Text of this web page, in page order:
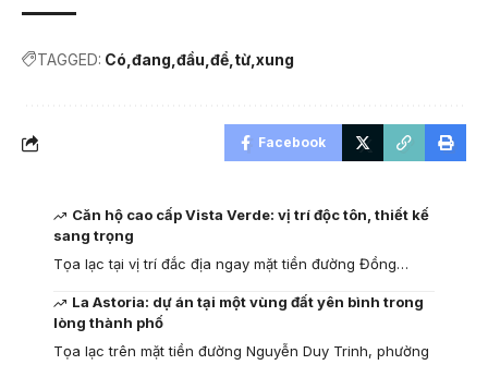
TAGGED: Có đang đầu để từ xung
Facebook
Căn hộ cao cấp Vista Verde: vị trí độc tôn, thiết kế
sang trọng
Tọa lạc tại vị trí đắc địa ngay mặt tiền đường Đồng…
La Astoria: dự án tại một vùng đất yên bình trong
lòng thành phố
Tọa lạc trên mặt tiền đường Nguyễn Duy Trinh, phường